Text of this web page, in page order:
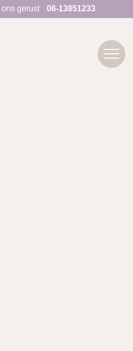
ons gerust 06-13851233